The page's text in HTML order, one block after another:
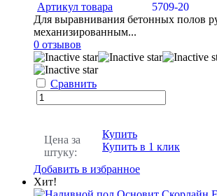
Артикул товара
5709-20
Для выравнивания бетонных полов
механизированным...
0 отзывов
Сравнить
Цена за
штуку:
Купить
Купить в 1 клик
Добавить в избранное
Хит!